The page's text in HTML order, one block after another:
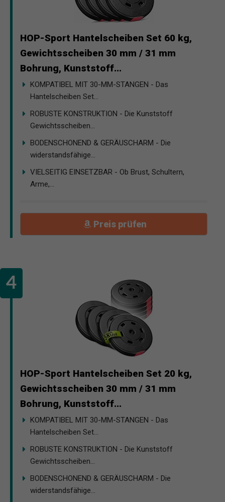
HOP-Sport Hantelscheiben Set 60 kg,
Gewichtsscheiben 30 mm / 31 mm
Bohrung, Kunststoff...
KOMPATIBEL MIT 30-MM-STANGEN - Das
Hantelscheiben Set...
ROBUSTE KONSTRUKTION - Die Kunststoff
Gewichtsscheiben...
BODENSCHONEND & GERÄUSCHARM - Die
widerstandsfähige...
VIELSEITIG EINSETZBAR - Ob Brust, Schultern,
Arme,...
Preis prüfen
HOP-Sport Hantelscheiben Set 20 kg,
Gewichtsscheiben 30 mm / 31 mm
Bohrung, Kunststoff...
KOMPATIBEL MIT 30-MM-STANGEN - Das
Hantelscheiben Set...
ROBUSTE KONSTRUKTION - Die Kunststoff
Gewichtsscheiben...
BODENSCHONEND & GERÄUSCHARM - Die
widerstandsfähige...